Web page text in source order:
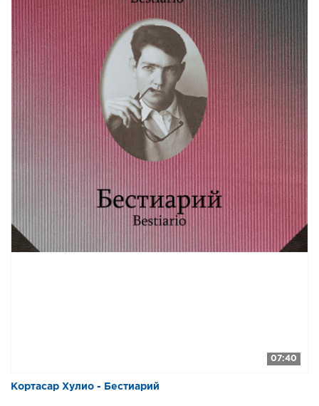
07:40
Кортасар Хулио - Бестиарий